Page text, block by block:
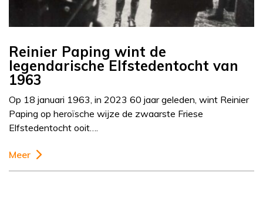
Reinier Paping wint de
legendarische Elfstedentocht van
1963
Op 18 januari 1963, in 2023 60 jaar geleden, wint Reinier
Paping op heroïsche wijze de zwaarste Friese
Elfstedentocht ooit….
Meer